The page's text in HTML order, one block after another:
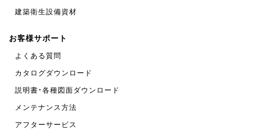
建築衛生設備資材
お客様サポート
よくある質問
カタログダウンロード
説明書・各種図面ダウンロード
メンテナンス方法
アフターサービス